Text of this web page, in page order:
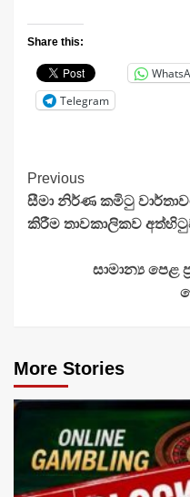
Share this:
Telegram
Continue
Reading
Previous
සීමා නිර්ණ කමිටු
කිරීම තාවකාලිකව
සාමාන්‍ය පෙළ
More Stories